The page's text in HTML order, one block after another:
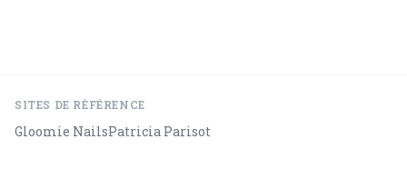
SITES DE RÉFÉRENCE
Gloomie NailsPatricia Parisot